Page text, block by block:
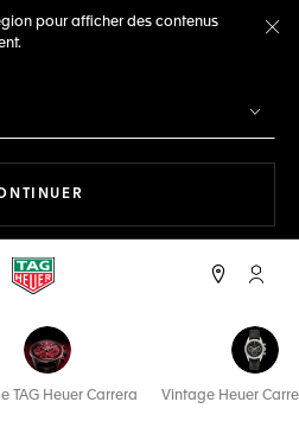
pour afficher des contenus
TAG Heuer Carrera Vintage Heuer